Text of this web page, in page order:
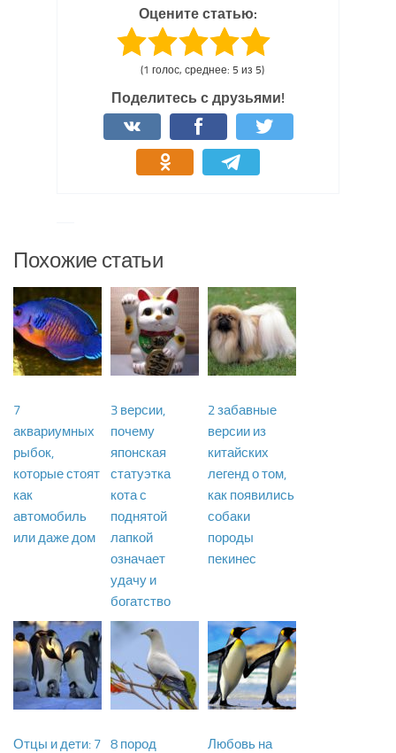
Оцените статью:
(1 голос, среднее: 5 из 5)
Поделитесь с друзьями!
Похожие статьи
7
аквариумных
рыбок,
которые стоят
как
автомобиль
или даже дом
3 версии,
почему
японская
статуэтка
кота с
поднятой
лапкой
означает
удачу и
богатство
2 забавные
версии из
китайских
легенд о том,
как появились
собаки
породы
пекинес
Отцы и дети: 7
8 пород
Любовь на